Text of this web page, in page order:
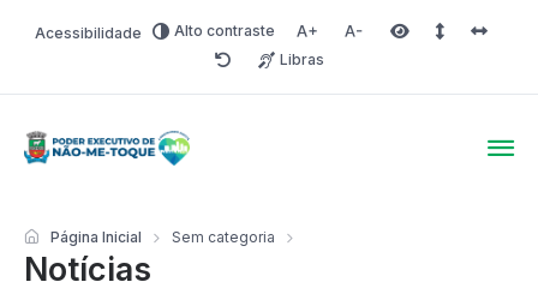
Acessibilidade Alto contraste Aumentar fonte
Diminuir fonteÁrea selecionada
Espaço
RedefinirLibras
Notícias
Página Inicial Sem categoria